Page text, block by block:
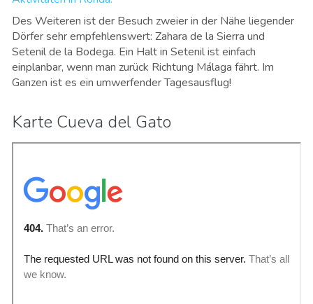
Des Weiteren ist der Besuch zweier in der Nähe liegender
Dörfer sehr empfehlenswert: Zahara de la Sierra und
Setenil de la Bodega. Ein Halt in Setenil ist einfach
einplanbar, wenn man zurück Richtung Málaga fährt. Im
Ganzen ist es ein umwerfender Tagesausflug!
Karte Cueva del Gato